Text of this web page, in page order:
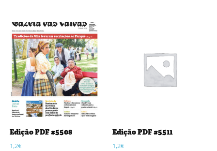
Edição PDF #5508
1,2€
Edição PDF #5511
1,2€